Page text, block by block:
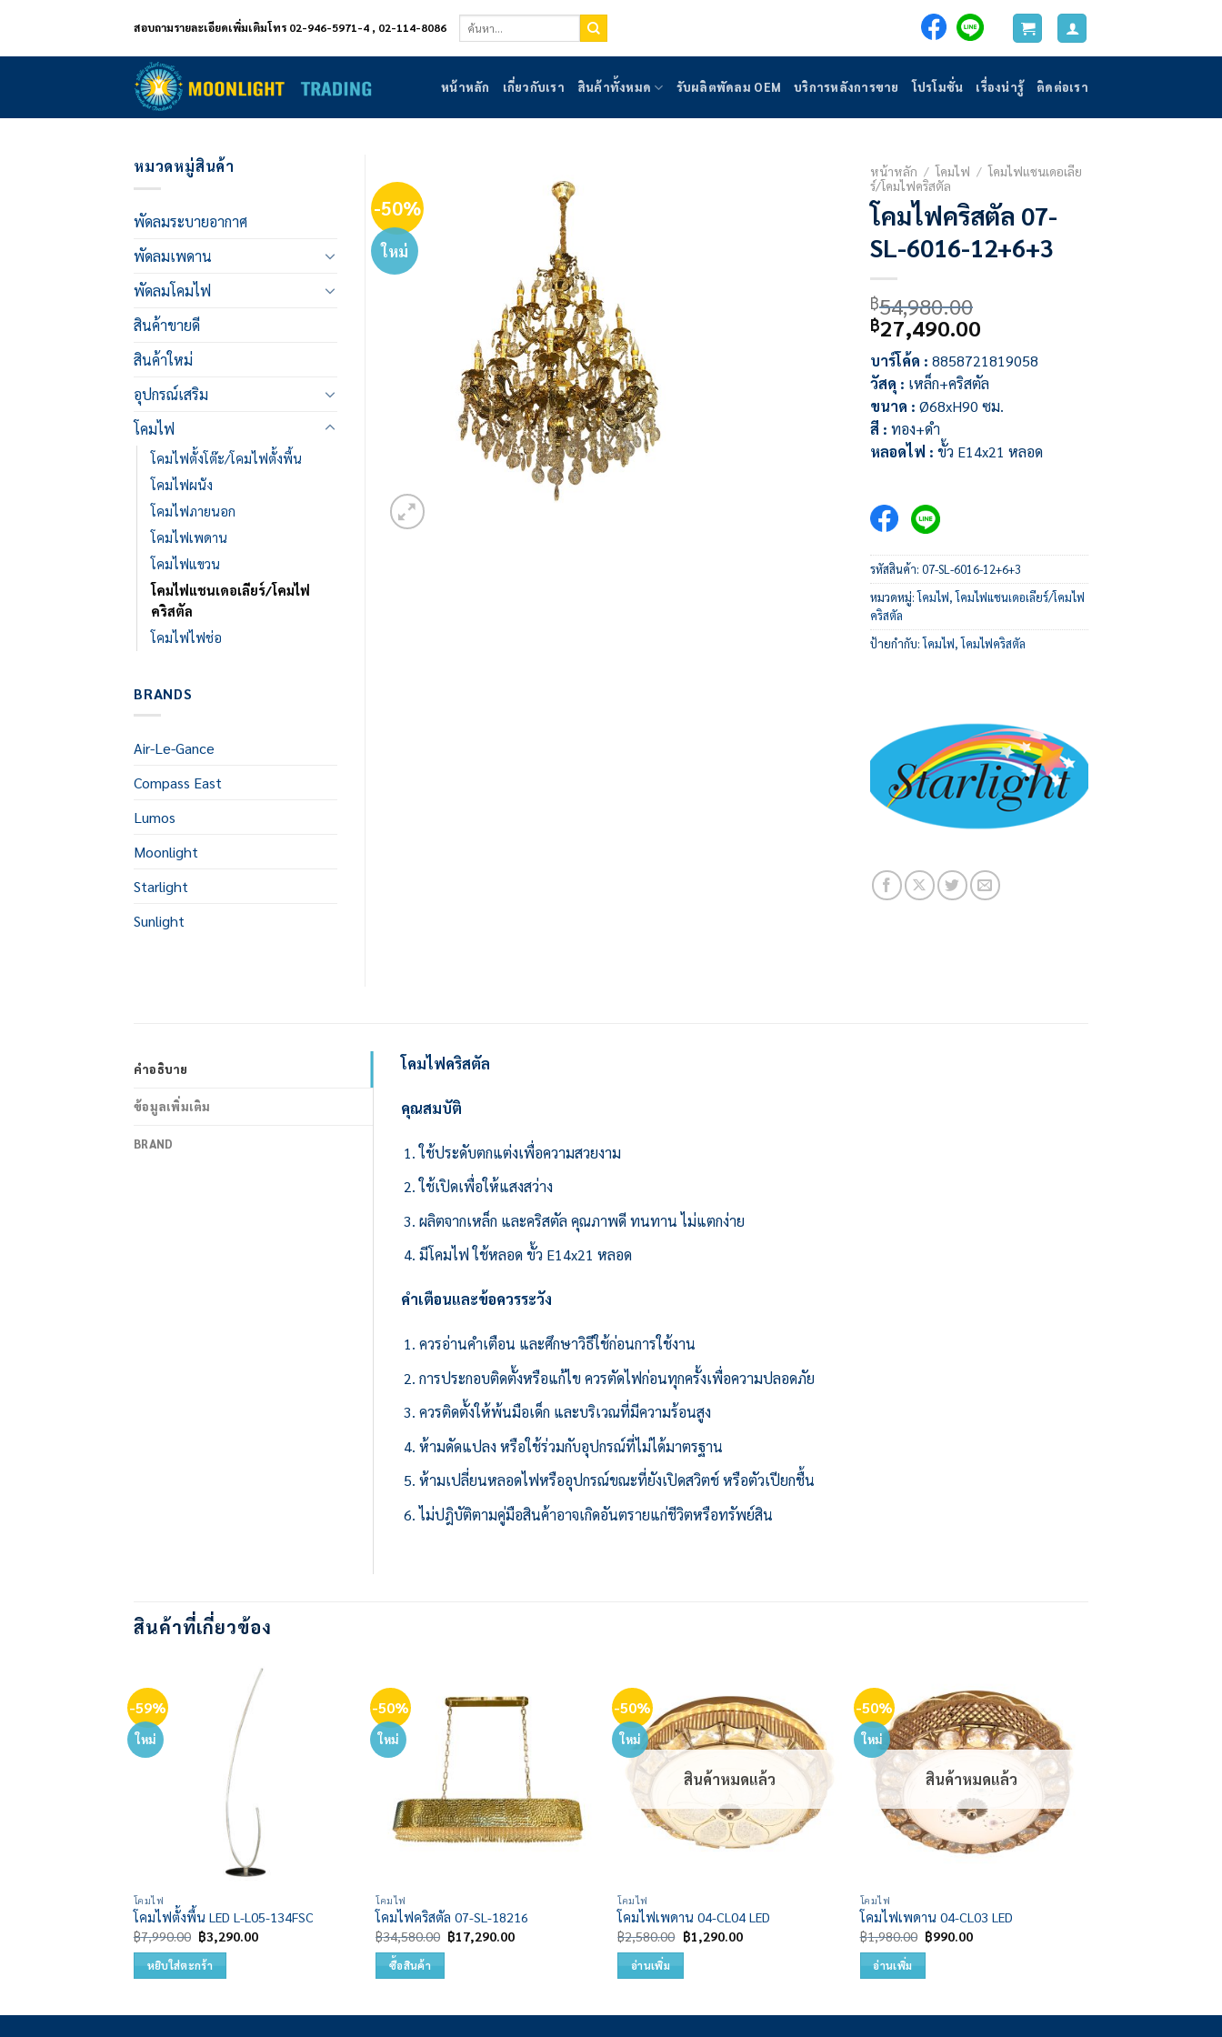
ยัง
สอบถามรายละเอียดเพิ่มเติมโทร 02-946-5971-4 , 02-114-8086 ค้นหา:
หน้าหลัก เกี่ยวกับเรา สินค้าทั้งหมด รับผลิตพัดลม OEM บริการหลังการขาย โปรโมชั่น เรื่องน่ารู้ ติดต่อเรา
-50%
ใหม่
หน้าหลัก / โคมไฟ / โคมไฟแชนเดอเลีย
ร์/โคมไฟคริสตัล
โคมไฟคริสตัล 07-
SL-6016-12+6+3
฿54,980.00
Original
price
was:
฿54,980.00.
฿27,490.00
is:
฿27,490.00.
บาร์โค้ด : 8858721819058
วัสดุ : เหล็ก+คริสตัล
ขนาด : Ø68xH90 ซม.
สี : ทอง+ดำ
หลอดไฟ : ขั้ว E14x21 หลอด
รหัสสินค้า: 07-SL-6016-12+6+3
หมวดหมู่:โคมไฟ,โคมไฟแชนเดอเลียร์/โคมไฟ
คริสตัล
ป้ายกำกับ:โคมไฟ,โคมไฟคริสตัล
หมวดหมู่สินค้า
พัดลมระบายอากาศ
พัดลมเพดาน
พัดลมโคมไฟ
สินค้าขายดี
สินค้าใหม่
อุปกรณ์เสริม
โคมไฟ
โคมไฟตั้งโต๊ะ/โคมไฟตั้งพื้น
โคมไฟผนัง
โคมไฟภายนอก
โคมไฟเพดาน
โคมไฟแขวน
โคมไฟแชนเดอเลียร์/โคมไฟ
คริสตัล
โคมไฟไฟช่อ
BRANDS
Air-Le-Gance
Compass East
Lumos
Moonlight
Starlight
Sunlight
คำอธิบาย
ข้อมูลเพิ่มเติม
BRAND
โคมไฟคริสตัล
คุณสมบัติ
ใช้ประดับตกแต่งเพื่อความสวยงาม
ใช้เปิดเพื่อให้แสงสว่าง
ผลิตจากเหล็ก และคริสตัล คุณภาพดี ทนทาน ไม่แตกง่าย
มีโคมไฟ ใช้หลอด ขั้ว E14x21 หลอด
คำเตือนและข้อควรระวัง
ควรอ่านคำเตือน และศึกษาวิธีใช้ก่อนการใช้งาน
การประกอบติดตั้งหรือแก้ไข ควรตัดไฟก่อนทุกครั้งเพื่อความปลอดภัย
ควรติดตั้งให้พ้นมือเด็ก และบริเวณที่มีความร้อนสูง
ห้ามดัดแปลง หรือใช้ร่วมกับอุปกรณ์ที่ไม่ได้มาตรฐาน
ห้ามเปลี่ยนหลอดไฟหรืออุปกรณ์ขณะที่ยังเปิดสวิตช์ หรือตัวเปียกชื้น
ไม่ปฎิบัติตามคู่มือสินค้าอาจเกิดอันตรายแก่ชีวิตหรือทรัพย์สิน
สินค้าที่เกี่ยวข้อง
-59%
ใหม่
โคมไฟ
โคมไฟตั้งพื้น LED L-L05-134FSC
฿7,990.00 Original
price
was:
฿7,990.00.
฿3,290.00Current
หยิบใส่ตะกร้า
-50%
ใหม่
โคมไฟ
โคมไฟคริสตัล 07-SL-18216
฿34,580.00 Original
price
฿17,290.00Current
ซื้อสินค้า
-50%
ใหม่
Add to
wishlist
สินค้าหมดแล้ว
โคมไฟ
โคมไฟเพดาน 04-CL04 LED
฿2,580.00 Original
price
฿1,290.00Current
อ่านเพิ่ม
-50%
ใหม่
Add to
wishlist
สินค้าหมดแล้ว
โคมไฟ
โคมไฟเพดาน 04-CL03 LED
฿1,980.00 Original
price
฿990.00Current
อ่านเพิ่ม